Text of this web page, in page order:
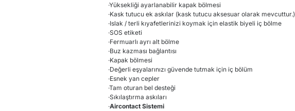
·Yüksekliği ayarlanabilir kapak bölmesi
·Kask tutucu ek askılar (kask tutucu aksesuar olarak mevcuttur.)
·Islak / terli kıyafetlerinizi koymak için elastik biyeli iç bölme
·SOS etiketi
·Fermuarlı ayrı alt bölme
·Buz kazması bağlantısı
·Kapak bölmesi
·Değerli eşyalarınızı güvende tutmak için iç bölüm
·Esnek yan cepler
·Tam oturan bel desteği
·Sıkılaştırma askıları
·Aircontact Sistemi